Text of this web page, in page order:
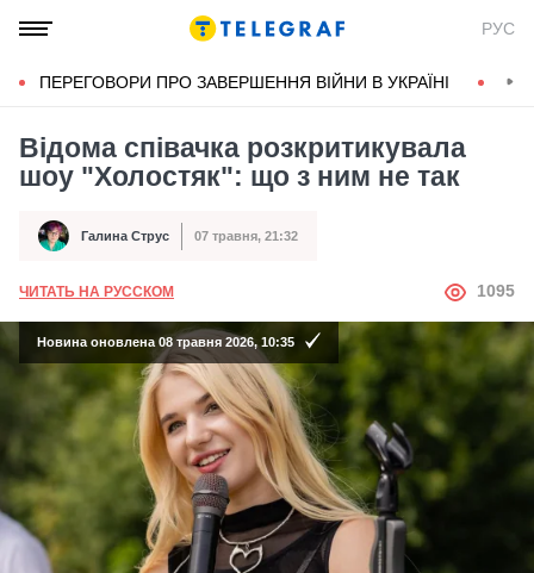
РУС
ПЕРЕГОВОРИ ПРО ЗАВЕРШЕННЯ ВІЙНИ В УКРАЇНІ
Відома співачка розкритикувала
шоу "Холостяк": що з ним не так
Автор Галина Струс
Дата публікації 07 травня, 21:32
ЧИТАТЬ НА РУССКОМ АВТОР
1095
Новина оновлена 08 травня 2026, 10:35